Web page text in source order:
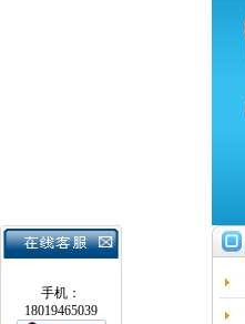
手机：
18019465039